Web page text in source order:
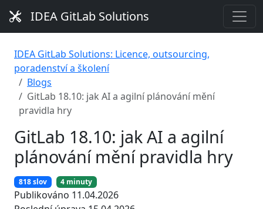
IDEA GitLab Solutions
IDEA GitLab Solutions: Licence, outsourcing,
poradenství a školení
Blogs
GitLab 18.10: jak AI a agilní plánování mění
pravidla hry
GitLab 18.10: jak AI a agilní
plánování mění pravidla hry
818 slov 4 minuty
Publikováno 11.04.2026